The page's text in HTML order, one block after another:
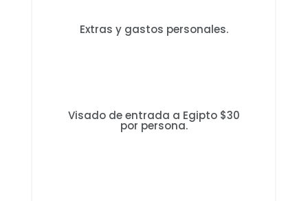
Extras y gastos personales.
Visado de entrada a Egipto $30
por persona.